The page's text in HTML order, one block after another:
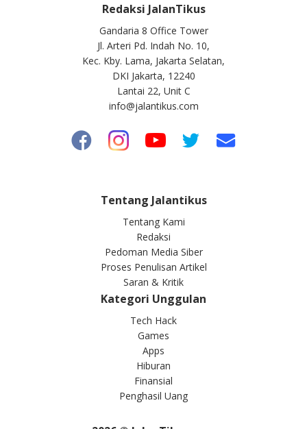
Redaksi JalanTikus
Gandaria 8 Office Tower
Jl. Arteri Pd. Indah No. 10,
Kec. Kby. Lama, Jakarta Selatan,
DKI Jakarta, 12240
Lantai 22, Unit C
info@jalantikus.com
Tentang Jalantikus
Tentang Kami
Redaksi
Pedoman Media Siber
Proses Penulisan Artikel
Saran & Kritik
Kategori Unggulan
Tech Hack
Games
Apps
Hiburan
Finansial
Penghasil Uang